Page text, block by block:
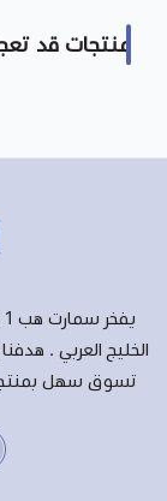
منتجات قد
الخليج العربي .
تسوق سهل